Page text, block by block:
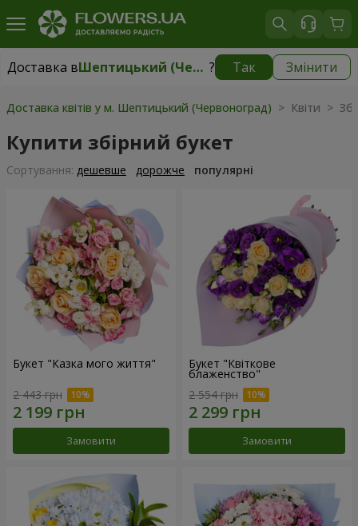
Доставка в Шептицький (Червоноград) ? Так Змінити
Доставка вШептицький (Червоноград) 1710 грн
Доставка квітів у м. Шептицький (Червоноград) > Квіти >
Купити збірний букет
Сортування: дешевше дорожче популярні
Букет "Казка мого життя"
2 443 грн
Замовити
Букет "Квіткове
блаженство"
2 554 грн
Замовити